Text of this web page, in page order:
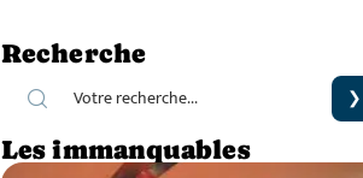
Recherche
Les immanquables